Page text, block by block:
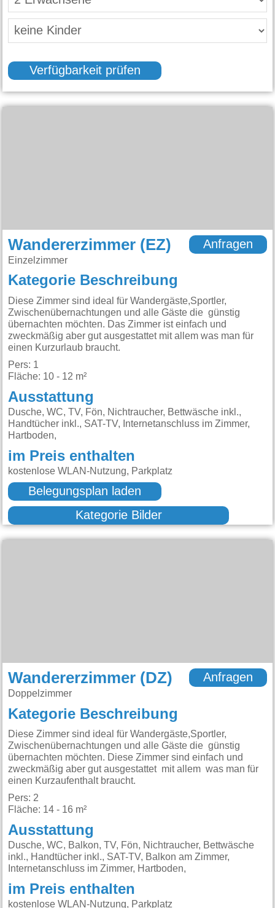
Verfügbarkeit prüfen
Wandererzimmer (EZ)
Einzelzimmer
Anfragen
Kategorie Beschreibung
Diese Zimmer sind ideal für Wandergäste,Sportler,
Zwischenübernachtungen und alle Gäste die günstig
übernachten möchten. Das Zimmer ist einfach und
zweckmäßig aber gut ausgestattet mit allem was man für
einen Kurzurlaub braucht.
Pers: 1
Fläche: 10 - 12 m²
Ausstattung
Dusche, WC, TV, Fön, Nichtraucher, Bettwäsche inkl.,
Handtücher inkl., SAT-TV, Internetanschluss im Zimmer,
Hartboden,
im Preis enthalten
kostenlose WLAN-Nutzung, Parkplatz
Belegungsplan laden
Kategorie Bilder
Wandererzimmer (DZ)
Doppelzimmer
Anfragen
Kategorie Beschreibung
Diese Zimmer sind ideal für Wandergäste,Sportler,
Zwischenübernachtungen und alle Gäste die günstig
übernachten möchten. Diese Zimmer sind einfach und
zweckmäßig aber gut ausgestattet mit allem was man für
einen Kurzaufenthalt braucht.
Pers: 2
Fläche: 14 - 16 m²
Ausstattung
Dusche, WC, Balkon, TV, Fön, Nichtraucher, Bettwäsche
inkl., Handtücher inkl., SAT-TV, Balkon am Zimmer,
Internetanschluss im Zimmer, Hartboden,
im Preis enthalten
kostenlose WLAN-Nutzung, Parkplatz